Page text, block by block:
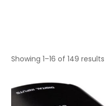
Showing 1–16 of 149 results